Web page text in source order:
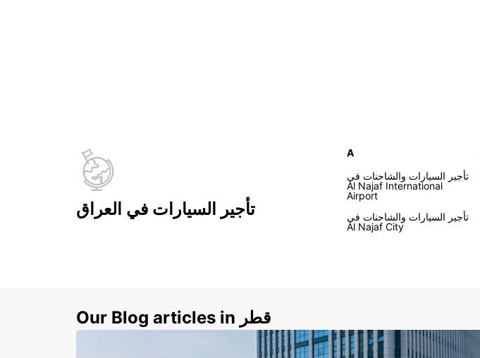
تأجير السيارات في العراق
A
تأجير السيارات والشاحنات في
Al Najaf International
Airport
تأجير السيارات والشاحنات في
Al Najaf City
Our Blog articles in قطر